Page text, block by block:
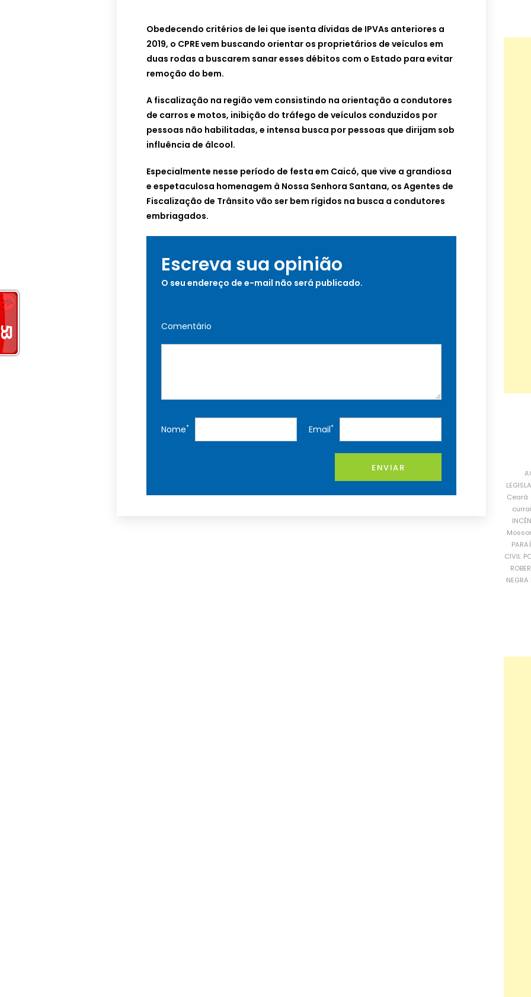
Obedecendo critérios de lei que isenta dívidas de IPVAs anteriores a
2019, o CPRE vem buscando orientar os proprietários de veículos em
duas rodas a buscarem sanar esses débitos com o Estado para evitar
remoção do bem.
A fiscalização na região vem consistindo na orientação a condutores
de carros e motos, inibição do tráfego de veículos conduzidos por
pessoas não habilitadas, e intensa busca por pessoas que dirijam sob
influência de álcool.
Especialmente nesse período de festa em Caicó, que vive a grandiosa
e espetaculosa homenagem à Nossa Senhora Santana, os Agentes de
Fiscalização de Trânsito vão ser bem rígidos na busca a condutores
embriagados.
Escreva sua opinião
O seu endereço de e-mail não será publicado.
Comentário
Nome* Email*
ENVIAR
Ceará
CIVIL
NEGRA